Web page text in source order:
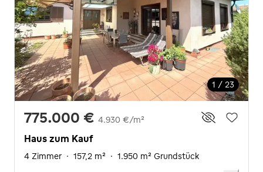
1 / 23
775.000 € 4.930 €/m²
Haus zum Kauf
4 Zimmer · 157,2 m² · 1.950 m² Grundstück